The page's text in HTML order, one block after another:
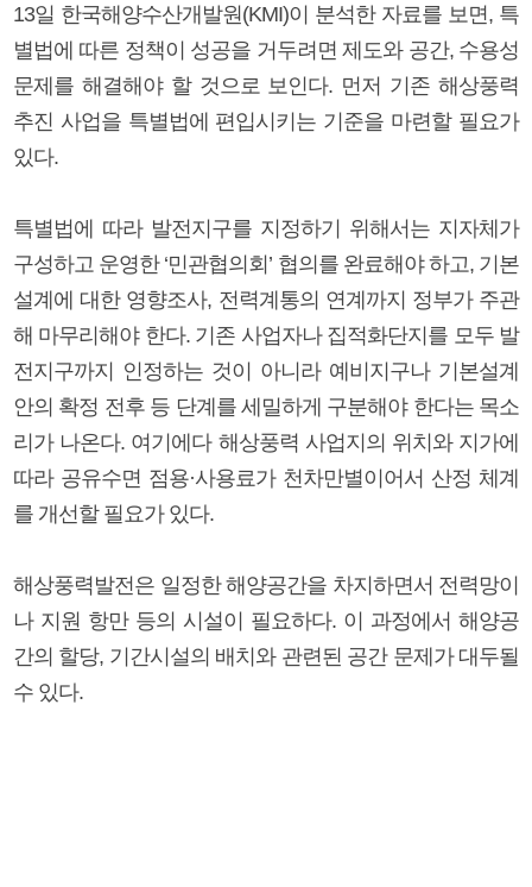
13일 한국해양수산개발원(KMI)이 분석한 자료를 보면, 특
별법에 따른 정책이 성공을 거두려면 제도와 공간, 수용성
문제를 해결해야 할 것으로 보인다. 먼저 기존 해상풍력
추진 사업을 특별법에 편입시키는 기준을 마련할 필요가
있다.
특별법에 따라 발전지구를 지정하기 위해서는 지자체가
구성하고 운영한 ‘민관협의회’ 협의를 완료해야 하고, 기본
설계에 대한 영향조사, 전력계통의 연계까지 정부가 주관
해 마무리해야 한다. 기존 사업자나 집적화단지를 모두 발
전지구까지 인정하는 것이 아니라 예비지구나 기본설계
안의 확정 전후 등 단계를 세밀하게 구분해야 한다는 목소
리가 나온다. 여기에다 해상풍력 사업지의 위치와 지가에
따라 공유수면 점용·사용료가 천차만별이어서 산정 체계
를 개선할 필요가 있다.
해상풍력발전은 일정한 해양공간을 차지하면서 전력망이
나 지원 항만 등의 시설이 필요하다. 이 과정에서 해양공
간의 할당, 기간시설의 배치와 관련된 공간 문제가 대두될
수 있다.